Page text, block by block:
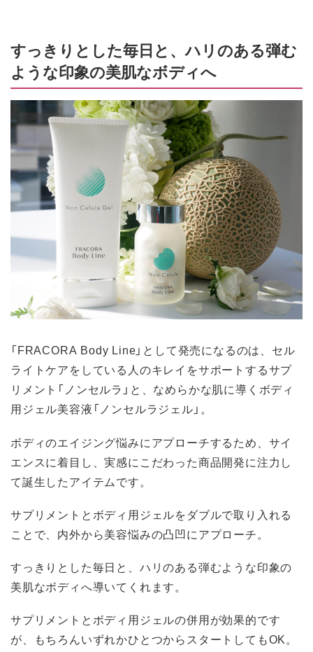
すっきりとした毎日と、ハリのある弾む
ような印象の美肌なボディへ
「FRACORA Body Line」として発売になるのは、セル
ライトケアをしている人のキレイをサポートするサプ
リメント「ノンセルラ」と、なめらかな肌に導くボディ
用ジェル美容液「ノンセルラジェル」。
ボディのエイジング悩みにアプローチするため、サイ
エンスに着目し、実感にこだわった商品開発に注力し
て誕生したアイテムです。
サプリメントとボディ用ジェルをダブルで取り入れる
ことで、内外から美容悩みの凸凹にアプローチ。
すっきりとした毎日と、ハリのある弾むような印象の
美肌なボディへ導いてくれます。
サプリメントとボディ用ジェルの併用が効果的です
が、もちろんいずれかひとつからスタートしてもOK。